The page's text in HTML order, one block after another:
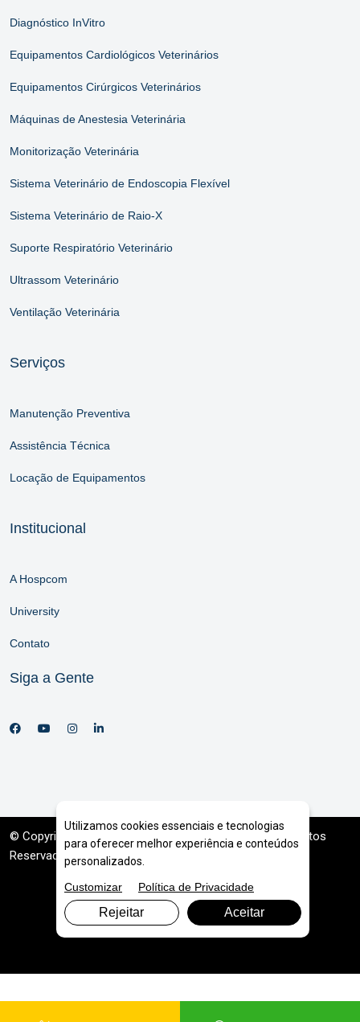
Diagnóstico InVitro
Equipamentos Cardiológicos Veterinários
Equipamentos Cirúrgicos Veterinários
Máquinas de Anestesia Veterinária
Monitorização Veterinária
Sistema Veterinário de Endoscopia Flexível
Sistema Veterinário de Raio-X
Suporte Respiratório Veterinário
Ultrassom Veterinário
Ventilação Veterinária
Serviços
Manutenção Preventiva
Assistência Técnica
Locação de Equipamentos
Institucional
A Hospcom
University
Contato
Siga a Gente
© Copyright 2026. DIVIA Marketing Digital . Todos os Direitos
Reservados
Utilizamos cookies essenciais e tecnologias
para oferecer melhor experiência e conteúdos
personalizados.
Customizar
Política de Privacidade
Rejeitar Aceitar